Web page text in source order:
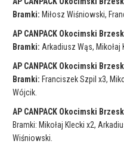
Bramki: Miłosz Wiśniowski,
AP CANPACK Okocimski
Bramki: Arkadiusz Wąs, Mikołaj
AP CANPACK Okocimski
Bramki: Franciszek Szpil x3,
Wójcik.
AP CANPACK Okocimski
Bramki: Mikołaj Klecki x2,
Wiśniowski.